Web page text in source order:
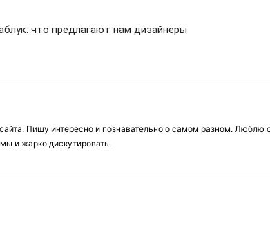
что предлагают нам дизайнеры
Пишу интересно и познавательно о самом разном.
и жарко дискутировать.